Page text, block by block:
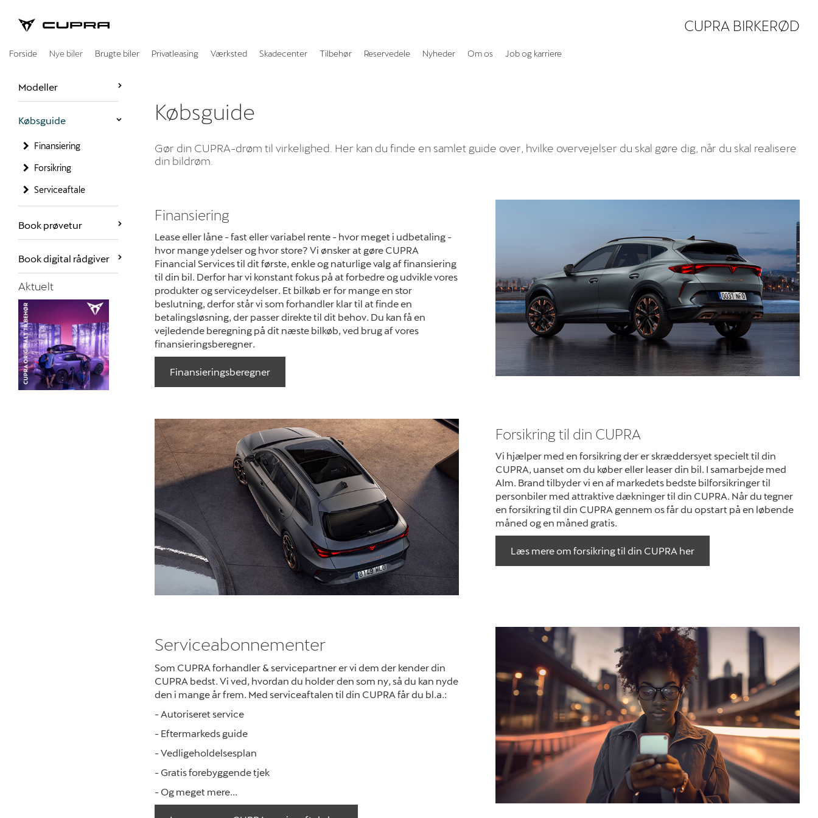
Forside Nye biler Brugte biler Privatleasing Værksted Skadecenter Tilbehør Reservedele Nyheder Om os Job og karriere
CUPRA BIRKERØD
Modeller
Købsguide
Finansiering
Forsikring
Serviceaftale
Book prøvetur
Book digital rådgiver
Aktuelt
Købsguide
Gør din CUPRA-drøm til virkelighed. Her kan du finde en samlet guide over, hvilke overvejelser du skal gøre dig, når du skal realisere
din bildrøm.
Finansiering
Lease eller låne - fast eller variabel rente - hvor meget i udbetaling -
hvor mange ydelser og hvor store? Vi ønsker at gøre CUPRA
Financial Services til dit første, enkle og naturlige valg af finansiering
til din bil. Derfor har vi konstant fokus på at forbedre og udvikle vores
produkter og serviceydelser. Et bilkøb er for mange en stor
beslutning, derfor står vi som forhandler klar til at finde en
betalingsløsning, der passer direkte til dit behov. Du kan få en
vejledende beregning på dit næste bilkøb, ved brug af vores
finansieringsberegner.
Finansieringsberegner
Forsikring til din CUPRA
Vi hjælper med en forsikring der er skræddersyet specielt til din
CUPRA, uanset om du køber eller leaser din bil. I samarbejde med
Alm. Brand tilbyder vi en af markedets bedste bilforsikringer til
personbiler med attraktive dækninger til din CUPRA. Når du tegner
en forsikring til din CUPRA gennem os får du opstart på en løbende
måned og en måned gratis.
Læs mere om forsikring til din CUPRA her
Serviceabonnementer
Som CUPRA forhandler & servicepartner er vi dem der kender din
CUPRA bedst. Vi ved, hvordan du holder den som ny, så du kan nyde
den i mange år frem. Med serviceaftalen til din CUPRA får du bl.a.:
- Autoriseret service
- Eftermarkeds guide
- Vedligeholdelsesplan
- Gratis forebyggende tjek
- Og meget mere...